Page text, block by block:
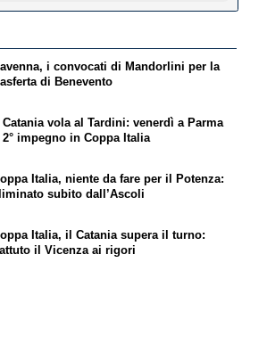
i convocati di Mandorlini per la
di Benevento
Catania vola al Tardini: venerdì a Parma
impegno in Coppa Italia
Italia, niente da fare per il Potenza:
subito dall’Ascoli
Italia, il Catania supera il turno:
il Vicenza ai rigori